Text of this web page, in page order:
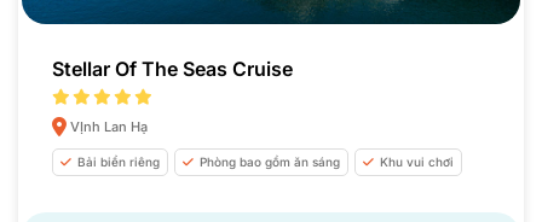
Stellar Of The Seas Cruise
VỊnh Lan Hạ
Bải biển riêng Phòng bao gồm ăn sáng Khu vui chơi